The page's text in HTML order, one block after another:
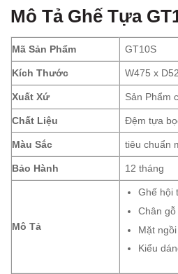
Mô Tả Ghế Tựa
Mã Sản Phẩm GT10S
Kích Thước W475 x
Xuất Xứ Sản Phẩm
Chất Liệu Đệm tựa
Màu Sắc tiêu chuẩn
Bảo Hành 12 tháng
Mô Tả
Ghế hội
Chân
Mặt
Kiểu